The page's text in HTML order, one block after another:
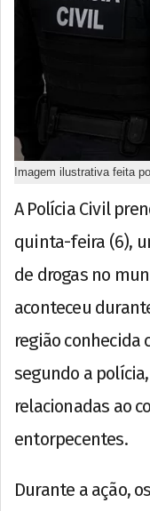
Imagem ilustrativa feita
A Polícia Civil
quinta-feira (6),
de drogas no
aconteceu
região conhecida
segundo a
relacionadas ao
entorpecentes.
Durante a ação,